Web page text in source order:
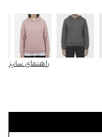
راهنمای سایز